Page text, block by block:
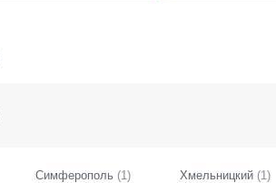
Симферополь (1) Хмельницкий (1)